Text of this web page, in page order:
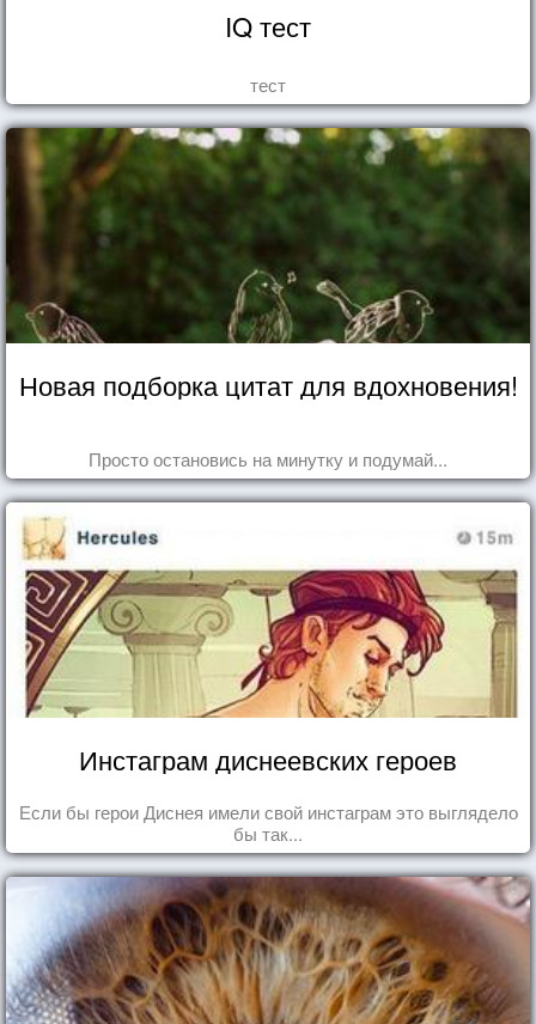
IQ тест
тест
Новая подборка цитат для вдохновения!
Просто остановись на минутку и подумай...
Инстаграм диснеевских героев
Если бы герои Диснея имели свой инстаграм это выглядело
бы так...